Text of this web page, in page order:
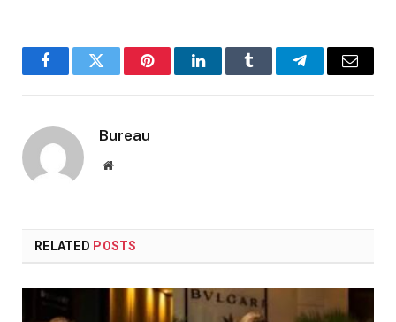
FacebookTwitter PinterestLinkedInTumblr TelegramEmail
Bureau
Website
RELATED POSTS